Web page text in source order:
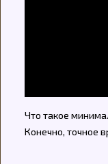
Что такое
Конечно, точное